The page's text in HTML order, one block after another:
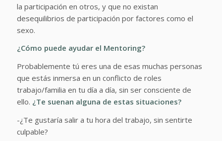
la participación en otros, y que no existan
desequilibrios de participación por factores como el
sexo.
¿Cómo puede ayudar el Mentoring?
Probablemente tú eres una de esas muchas personas
que estás inmersa en un conflicto de roles
trabajo/familia en tu día a día, sin ser consciente de
ello. ¿Te suenan alguna de estas situaciones?
-¿Te gustaría salir a tu hora del trabajo, sin sentirte
culpable?